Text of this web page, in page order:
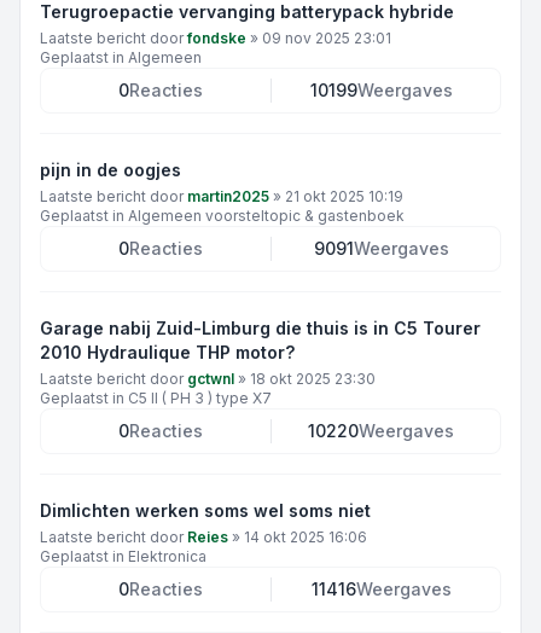
Terugroepactie vervanging batterypack hybride
Laatste bericht doorfondske » 09 nov 2025 23:01
Geplaatst in Algemeen
0Reacties 10199Weergaves
pijn in de oogjes
Laatste bericht door martin2025 » 21 okt 2025 10:19
Geplaatst in Algemeen voorsteltopic & gastenboek
0Reacties 9091Weergaves
Garage nabij Zuid-Limburg die thuis is in C5 Tourer
2010 Hydraulique THP motor?
Laatste bericht door gctwnl » 18 okt 2025 23:30
Geplaatst in C5 II ( PH 3 ) type X7
0Reacties 10220Weergaves
Dimlichten werken soms wel soms niet
Laatste bericht door Reies » 14 okt 2025 16:06
Geplaatst in Elektronica
0Reacties 11416Weergaves